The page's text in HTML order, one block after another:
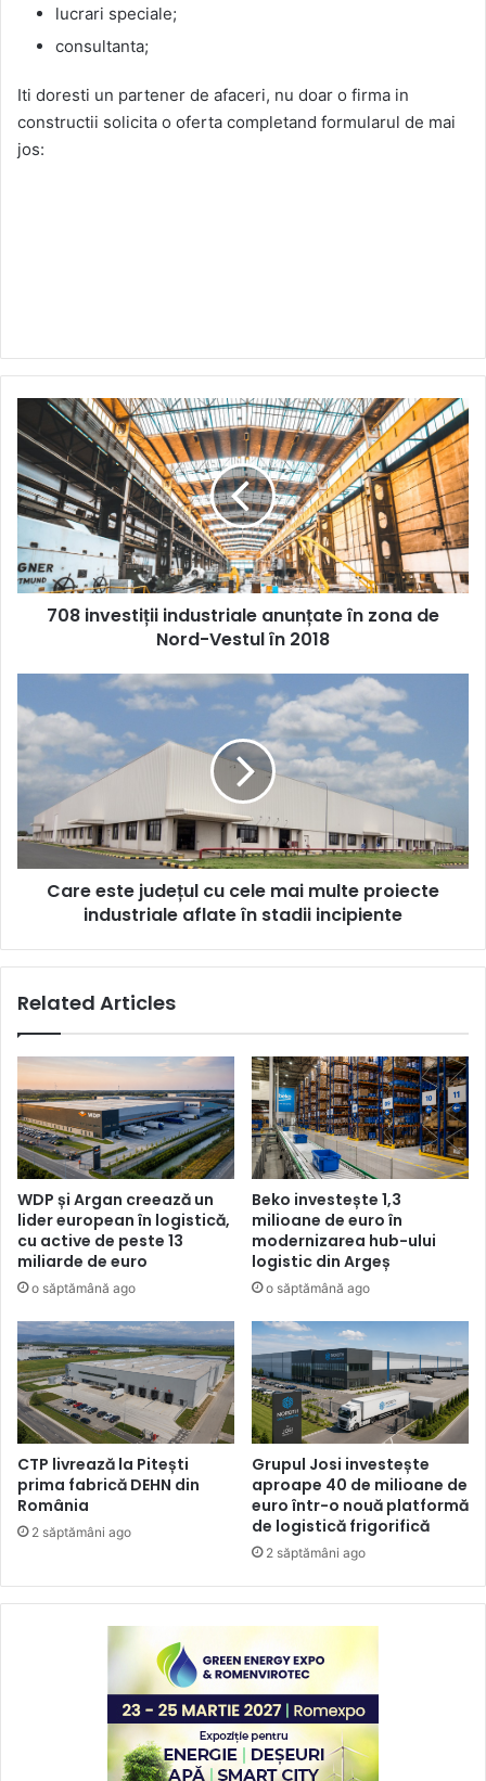
lucrari speciale;
consultanta;
Iti doresti un partener de afaceri, nu doar o firma in
constructii solicita o oferta completand formularul de mai
jos:
investiții
industriale
anunțate
în
zona
de
Nord-
Vestul
708 investiții industriale anunțate în zona de
Nord-Vestul în 2018
este
județul
cu
cele
multe
proiecte
industriale
aflateCare este județul cu cele mai multe proiecte
industriale aflate în stadii incipiente
Related Articles
WDP și Argan creează un
lider european în logistică,
cu active de peste 13
miliarde de euro
o săptămână ago
Beko investește 1,3
milioane de euro în
modernizarea hub-ului
logistic din Argeș
o săptămână ago
CTP livrează la Pitești
prima fabrică DEHN din
România
2 săptămâni ago
Grupul Josi investește
aproape 40 de milioane de
euro într-o nouă platformă
de logistică frigorifică
2 săptămâni ago